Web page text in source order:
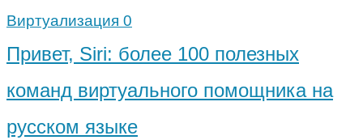
Виртуализация 0
Привет, Siri: более 100 полезных
команд виртуального помощника на
русском языке